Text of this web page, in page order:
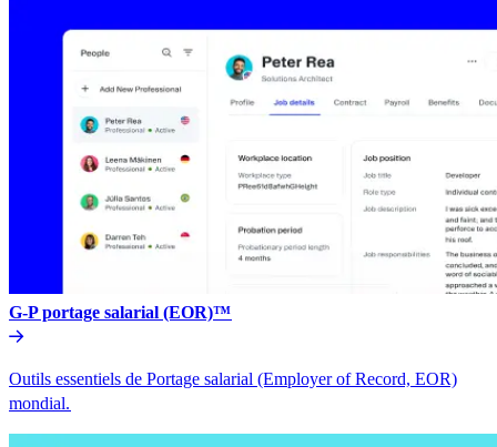
G-P portage salarial (EOR)™​​
Outils essentiels de Portage salarial (Employer of Record, EOR)
mondial.​​